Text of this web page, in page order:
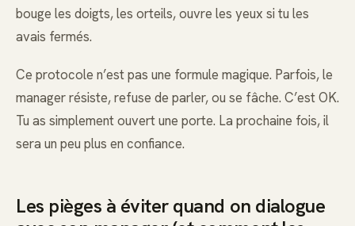
bouge les doigts, les orteils, ouvre les yeux si tu les
avais fermés.
Ce protocole n’est pas une formule magique. Parfois, le
manager résiste, refuse de parler, ou se fâche. C’est OK.
Tu as simplement ouvert une porte. La prochaine fois, il
sera un peu plus en confiance.
Les pièges à éviter quand on dialogue